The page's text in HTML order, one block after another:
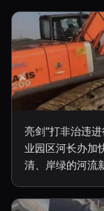
亮剑“打非治违
业园区河长办加
清、岸绿的河流